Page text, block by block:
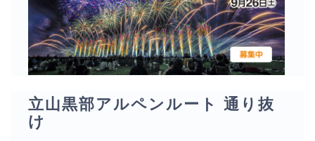
立山黒部アルペンルート 通り抜
け